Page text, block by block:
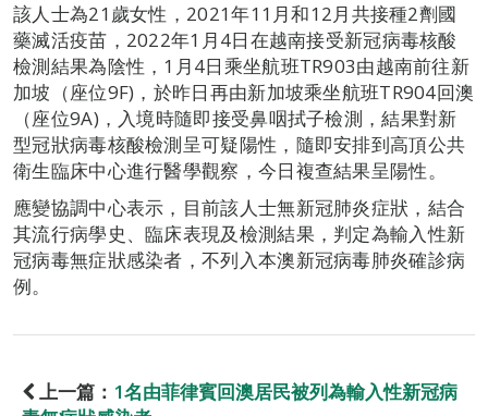
該人士為21歲女性，2021年11月和12月共接種2劑國
藥滅活疫苗，2022年1月4日在越南接受新冠病毒核酸
檢測結果為陰性，1月4日乘坐航班TR903由越南前往新
加坡（座位9F)，於昨日再由新加坡乘坐航班TR904回澳
（座位9A)，入境時隨即接受鼻咽拭子檢測，結果對新
型冠狀病毒核酸檢測呈可疑陽性，隨即安排到高頂公共
衛生臨床中心進行醫學觀察，今日複查結果呈陽性。
應變協調中心表示，目前該人士無新冠肺炎症狀，結合
其流行病學史、臨床表現及檢測結果，判定為輸入性新
冠病毒無症狀感染者，不列入本澳新冠病毒肺炎確診病
例。
上一篇： 1名由菲律賓回澳居民被列為輸入性新冠病